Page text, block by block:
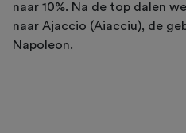
naar 10%. Na de top dalen
naar Ajaccio (Aiacciu), de
Napoleon.